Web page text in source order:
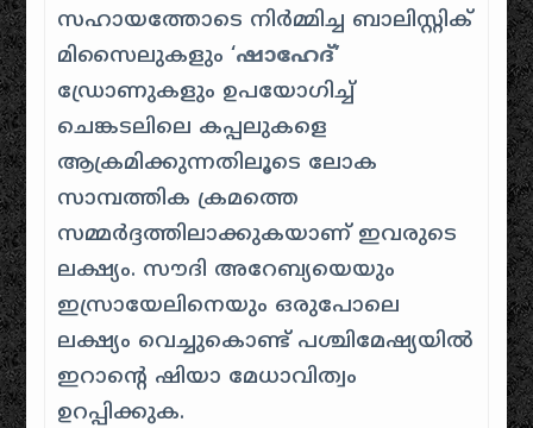
സഹായത്തോടെ നിർമ്മിച്ച ബാലിസ്റ്റിക്
മിസൈലുകളും ‘ഷാഹേദ്’
ഡ്രോണുകളും ഉപയോഗിച്ച്
ചെങ്കടലിലെ കപ്പലുകളെ
ആക്രമിക്കുന്നതിലൂടെ ലോക
സാമ്പത്തിക ക്രമത്തെ
സമ്മർദ്ദത്തിലാക്കുകയാണ് ഇവരുടെ
ലക്ഷ്യം. സൗദി അറേബ്യയെയും
ഇസ്രായേലിനെയും ഒരുപോലെ
ലക്ഷ്യം വെച്ചുകൊണ്ട് പശ്ചിമേഷ്യയിൽ
ഇറാന്റെ ഷിയാ മേധാവിത്വം
ഉറപ്പിക്കുക.